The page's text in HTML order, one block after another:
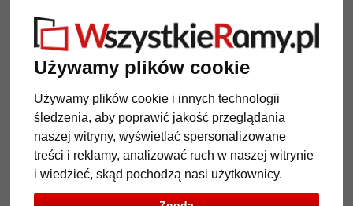
Używamy plików cookie
Używamy plików cookie i innych technologii
śledzenia, aby poprawić jakość przeglądania
naszej witryny, wyświetlać spersonalizowane
treści i reklamy, analizować ruch w naszej witrynie
i wiedzieć, skąd pochodzą nasi użytkownicy.
Powrót